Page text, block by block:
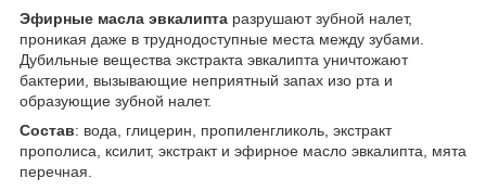
Эфирные масла эвкалипта разрушают зубной налет,
проникая даже в труднодоступные места между зубами.
Дубильные вещества экстракта эвкалипта уничтожают
бактерии, вызывающие неприятный запах изо рта и
образующие зубной налет.
Состав: вода, глицерин, пропиленгликоль, экстракт
прополиса, ксилит, экстракт и эфирное масло эвкалипта, мята
перечная.